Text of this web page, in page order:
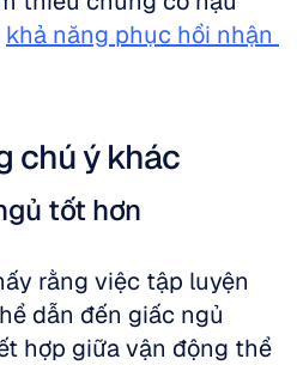
khả năng phục hồi nhận
chú ý khác
tốt hơn
rằng việc tập luyện
dẫn đến giấc ngủ
hợp giữa vận động thể